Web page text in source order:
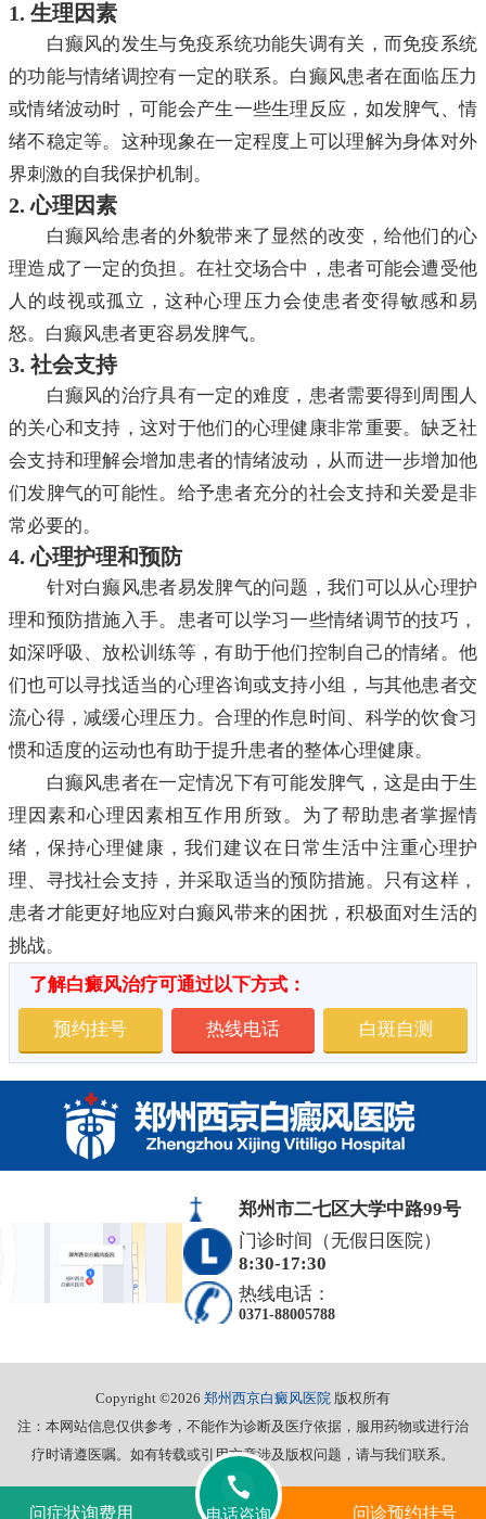
1. 生理因素
白癫风的发生与免疫系统功能失调有关，而免疫系统
的功能与情绪调控有一定的联系。白癫风患者在面临压力
或情绪波动时，可能会产生一些生理反应，如发脾气、情
绪不稳定等。这种现象在一定程度上可以理解为身体对外
界刺激的自我保护机制。
2. 心理因素
白癫风给患者的外貌带来了显然的改变，给他们的心
理造成了一定的负担。在社交场合中，患者可能会遭受他
人的歧视或孤立，这种心理压力会使患者变得敏感和易
怒。白癫风患者更容易发脾气。
3. 社会支持
白癫风的治疗具有一定的难度，患者需要得到周围人
的关心和支持，这对于他们的心理健康非常重要。缺乏社
会支持和理解会增加患者的情绪波动，从而进一步增加他
们发脾气的可能性。给予患者充分的社会支持和关爱是非
常必要的。
4. 心理护理和预防
针对白癫风患者易发脾气的问题，我们可以从心理护
理和预防措施入手。患者可以学习一些情绪调节的技巧，
如深呼吸、放松训练等，有助于他们控制自己的情绪。他
们也可以寻找适当的心理咨询或支持小组，与其他患者交
流心得，减缓心理压力。合理的作息时间、科学的饮食习
惯和适度的运动也有助于提升患者的整体心理健康。
白癫风患者在一定情况下有可能发脾气，这是由于生
理因素和心理因素相互作用所致。为了帮助患者掌握情
绪，保持心理健康，我们建议在日常生活中注重心理护
理、寻找社会支持，并采取适当的预防措施。只有这样，
患者才能更好地应对白癫风带来的困扰，积极面对生活的
挑战。
了解白癜风治疗可通过以下方式：
预约挂号 热线电话 白斑自测
郑州市二七区大学中路99号
门诊时间（无假日医院）
8:30-17:30
热线电话：
0371-88005788
Copyright ©2026 郑州西京白癜风医院 版权所有
注：本网站信息仅供参考，不能作为诊断及医疗依据，服用药物或进行治
疗时请遵医嘱。如有转载或引用文章涉及版权问题，请与我们联系。
问症状询费用 电话咨询 问诊预约挂号